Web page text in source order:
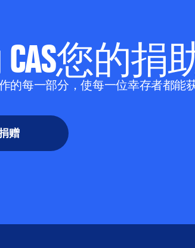
您的捐
的每一部分，使每一位幸存者都能
赠